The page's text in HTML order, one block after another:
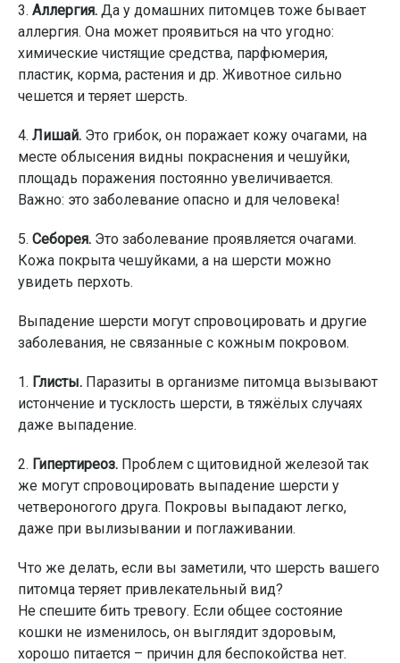
3. Аллергия. Да у домашних питомцев тоже бывает
аллергия. Она может проявиться на что угодно:
химические чистящие средства, парфюмерия,
пластик, корма, растения и др. Животное сильно
чешется и теряет шерсть.
4. Лишай. Это грибок, он поражает кожу очагами, на
месте облысения видны покраснения и чешуйки,
площадь поражения постоянно увеличивается.
Важно: это заболевание опасно и для человека!
5. Себорея. Это заболевание проявляется очагами.
Кожа покрыта чешуйками, а на шерсти можно
увидеть перхоть.
Выпадение шерсти могут спровоцировать и другие
заболевания, не связанные с кожным покровом.
1. Глисты. Паразиты в организме питомца вызывают
истончение и тусклость шерсти, в тяжёлых случаях
даже выпадение.
2. Гипертиреоз. Проблем с щитовидной железой так
же могут спровоцировать выпадение шерсти у
четвероногого друга. Покровы выпадают легко,
даже при вылизывании и поглаживании.
Что же делать, если вы заметили, что шерсть вашего
питомца теряет привлекательный вид?
Не спешите бить тревогу. Если общее состояние
кошки не изменилось, он выглядит здоровым,
хорошо питается – причин для беспокойства нет.